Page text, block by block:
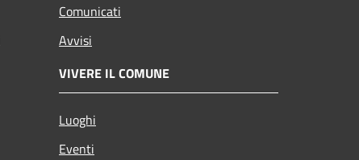
Comunicati
Avvisi
VIVERE IL COMUNE
Luoghi
Eventi